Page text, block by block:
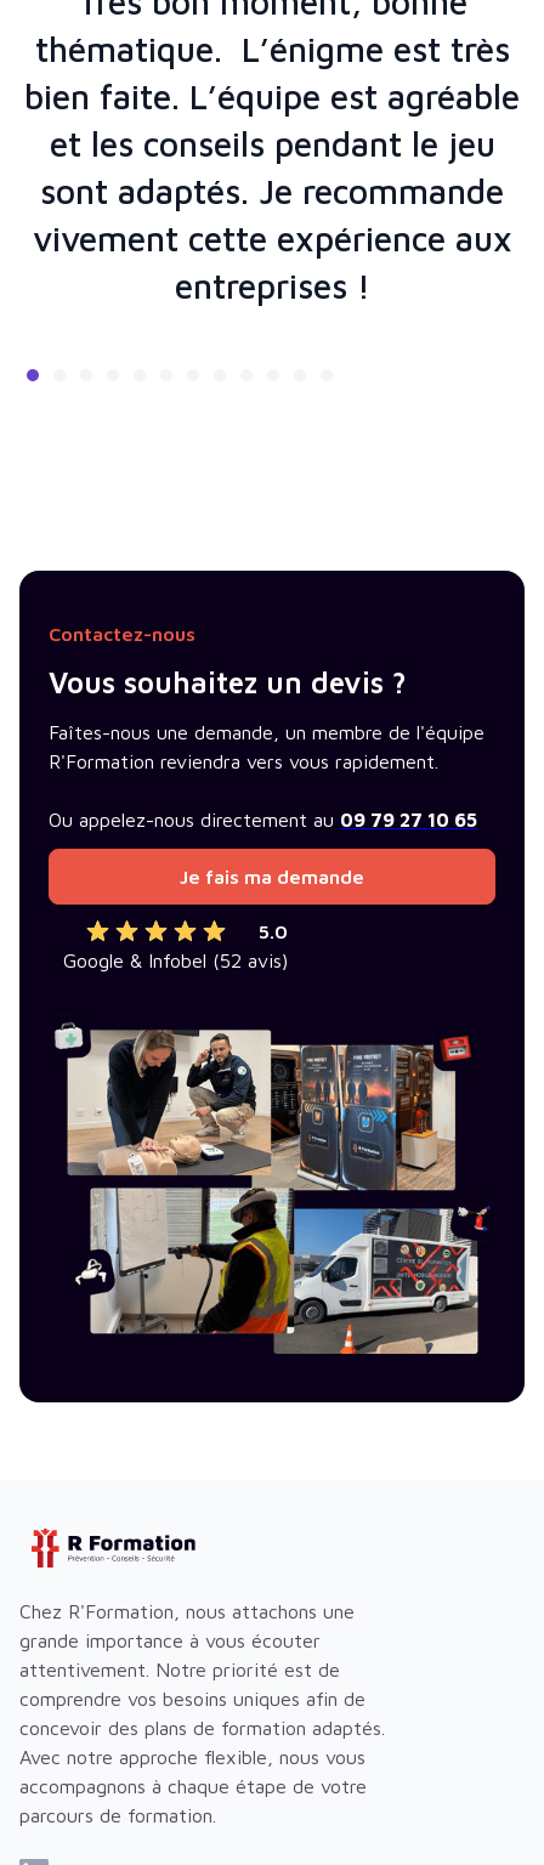
thématique. L’énigme est très
bien faite. L’équipe est agréable
et les conseils pendant le jeu
sont adaptés. Je recommande
vivement cette expérience aux
entreprises !
Contactez-nous
Vous souhaitez un devis ?
Faîtes-nous une demande, un membre de l'équipe
R'Formation reviendra vers vous rapidement.
Ou appelez-nous directement au 09 79 27 10 65
Je fais ma demande
5.0
Google & Infobel (52 avis)
Chez R'Formation, nous attachons une
grande importance à vous écouter
attentivement. Notre priorité est de
comprendre vos besoins uniques afin de
concevoir des plans de formation adaptés.
Avec notre approche flexible, nous vous
accompagnons à chaque étape de votre
parcours de formation.